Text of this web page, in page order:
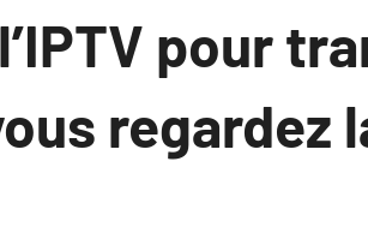
pour
regardez